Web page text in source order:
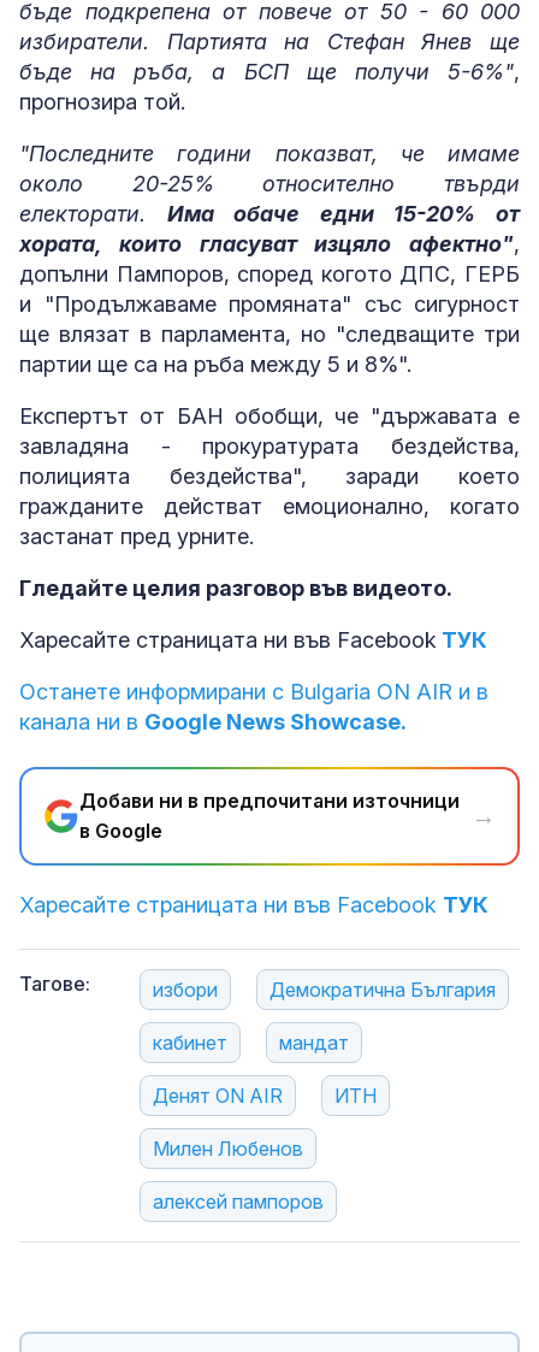
бъде подкрепена от повече от 50 - 60 000
избиратели. Партията на Стефан Янев ще
бъде на ръба, а БСП ще получи 5-6%",
прогнозира той.
"Последните години показват, че имаме
около 20-25% относително твърди
електорати. Има обаче едни 15-20% от
хората, които гласуват изцяло афектно",
допълни Пампоров, според когото ДПС, ГЕРБ
и "Продължаваме промяната" със сигурност
ще влязат в парламента, но "следващите три
партии ще са на ръба между 5 и 8%".
Експертът от БАН обобщи, че "държавата е
завладяна - прокуратурата бездейства,
полицията бездейства", заради което
гражданите действат емоционално, когато
застанат пред урните.
Гледайте целия разговор във видеото.
Харесайте страницата ни във Facebook ТУК
Останете информирани с Bulgaria ON AIR и в
канала ни в Google News Showcase.
Добави ни в предпочитани източници
в Google
→
Харесайте страницата ни във Facebook ТУК
Тагове: избори Демократична България
кабинет мандат
Денят ON AIR ИТН
Милен Любенов
алексей пампоров